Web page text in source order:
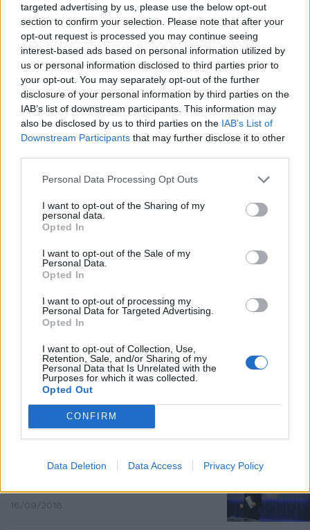
targeted advertising by us, please use the below opt-out
section to confirm your selection. Please note that after your
opt-out request is processed you may continue seeing
interest-based ads based on personal information utilized by
us or personal information disclosed to third parties prior to
your opt-out. You may separately opt-out of the further
disclosure of your personal information by third parties on the
IAB’s list of downstream participants. This information may
also be disclosed by us to third parties on the IAB’s List of
Downstream Participants that may further disclose it to other
Personal Data Processing Opt Outs
I want to opt-out of the Sharing of my
personal data.
Opted In
I want to opt-out of the Sale of my
Personal Data.
Opted In
I want to opt-out of processing my
Personal Data for Targeted Advertising.
Opted In
I want to opt-out of Collection, Use,
Retention, Sale, and/or Sharing of my
Personal Data that Is Unrelated with the
Purposes for which it was collected.
Opted Out
CONFIRM
Data Deletion Data Access Privacy Policy
10/05/2020
CONTRATTI DEI DIPENDENTI PUBBLICI
Il bonus Conte per gli statali vale
62,2 euro al mese
21/02/2020
TABLOID SOTTO ACCUSA
Meghan con la Regina alleata
06/10/2019
I Casamonica hanno studiato:
parlano da politici
22/11/2018
Dietro l'attacco agli "sciacalli"
c'è la caricatura di
un'alternativa
18/11/2018
Non solo Lilli, ogni media è anti-
16/09/2018